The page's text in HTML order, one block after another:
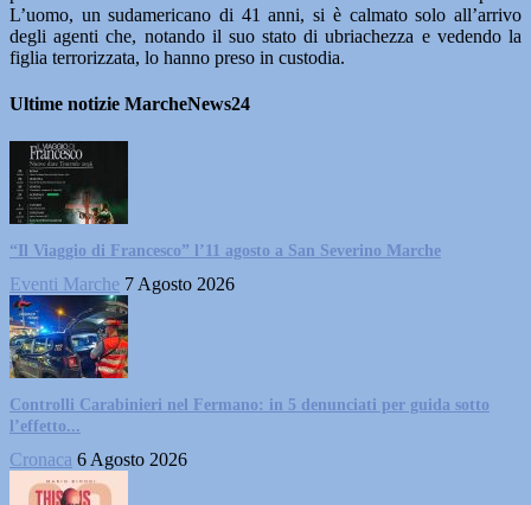
L’uomo, un sudamericano di 41 anni, si è calmato solo all’arrivo
degli agenti che, notando il suo stato di ubriachezza e vedendo la
figlia terrorizzata, lo hanno preso in custodia.
Ultime notizie MarcheNews24
“Il Viaggio di Francesco” l’11 agosto a San Severino Marche
Eventi Marche 7 Agosto 2026
Controlli Carabinieri nel Fermano: in 5 denunciati per guida sotto
l’effetto...
Cronaca 6 Agosto 2026